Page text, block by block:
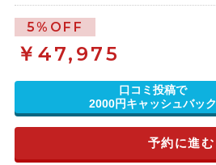
5%OFF
￥47,975
口コミ投稿で
2000円キャッシュバック
予約に進む